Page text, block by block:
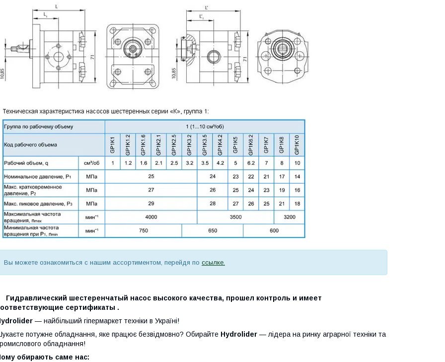
Вы можете ознакомиться с нашим ассортиментом, перейдя по ссылке.
шестеренчатый насос высокого качества, прошел контроль и имеет
сертификаты .
— найбільший гіпермаркет техніки в Україні!
потужне обладнання, яке працює безвідмовно? Обирайте Hydrolider — лідера на ринку аграрної техніки та
обладнання!
обирають саме нас: